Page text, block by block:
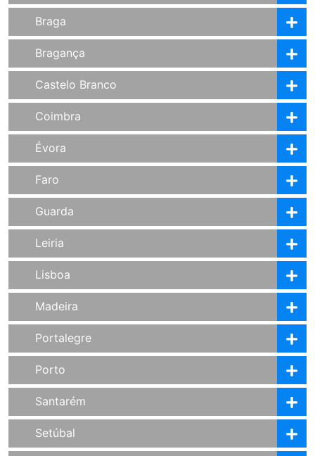
Braga
Bragança
Castelo Branco
Coimbra
Évora
Faro
Guarda
Leiria
Lisboa
Madeira
Portalegre
Porto
Santarém
Setúbal